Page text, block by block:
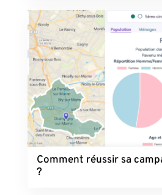
Comment réussir sa
?